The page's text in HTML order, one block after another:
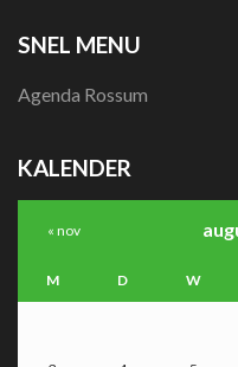
SNEL MENU
Agenda Rossum
KALENDER
M D W
« nov